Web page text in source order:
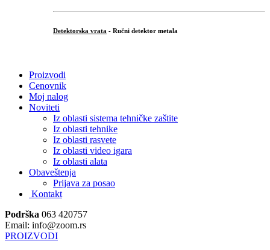
Detektorska vrata - Ručni detektor metala
Proizvodi
Cenovnik
Moj nalog
Noviteti
Iz oblasti sistema tehničke zaštite
Iz oblasti tehnike
Iz oblasti rasvete
Iz oblasti video igara
Iz oblasti alata
Obaveštenja
Prijava za posao
Kontakt
Podrška 063 420757
Email: info@zoom.rs
PROIZVODI